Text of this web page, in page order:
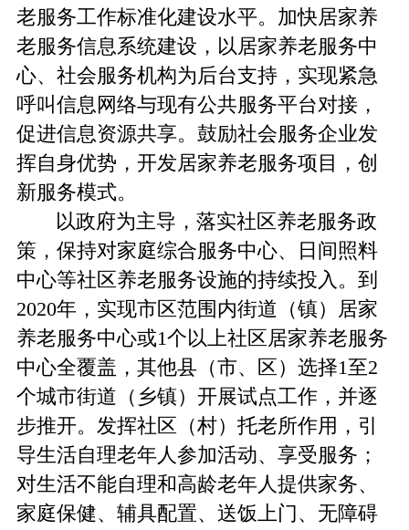
老服务工作标准化建设水平。加快居家养
老服务信息系统建设，以居家养老服务中
心、社会服务机构为后台支持，实现紧急
呼叫信息网络与现有公共服务平台对接，
促进信息资源共享。鼓励社会服务企业发
挥自身优势，开发居家养老服务项目，创
新服务模式。
以政府为主导，落实社区养老服务政
策，保持对家庭综合服务中心、日间照料
中心等社区养老服务设施的持续投入。到
2020年，实现市区范围内街道（镇）居家
养老服务中心或1个以上社区居家养老服务
中心全覆盖，其他县（市、区）选择1至2
个城市街道（乡镇）开展试点工作，并逐
步推开。发挥社区（村）托老所作用，引
导生活自理老年人参加活动、享受服务；
对生活不能自理和高龄老年人提供家务、
家庭保健、辅具配置、送饭上门、无障碍